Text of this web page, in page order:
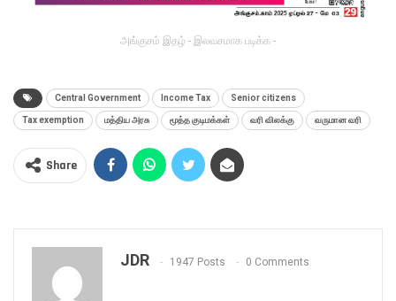
அங்குசம் இதழ் - இலவசமாக படிக்க -
Central Government Income Tax Senior citizens
Tax exemption மத்திய அரசு மூத்த குடிமக்கள் வரி விலக்கு வருமான வரி
Share
JDR 1947 Posts 0 Comments